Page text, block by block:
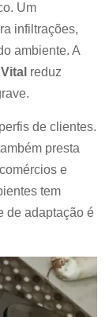
Um
infiltrações,
ambiente. A
reduz
de clientes.
presta
e
tem
de adaptação é